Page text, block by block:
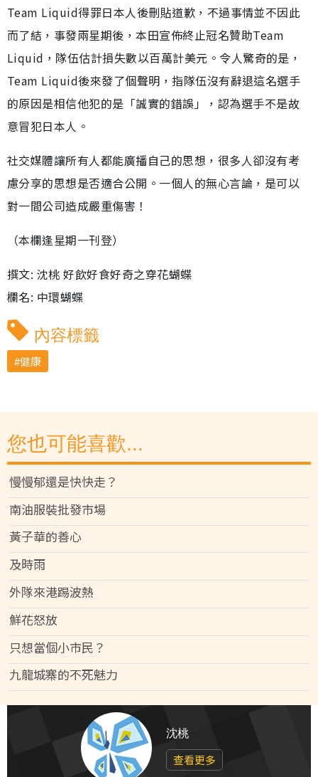
Team Liquid得罪日本人後刪貼道歉，不過事情並不因此
而了結，事發兩星期後，本田宣佈終止冠名贊助Team
Liquid，隊伍估計損失數以百萬計美元。令人驚奇的是，
Team Liquid後來發了個聲明，指隊伍沒有辭退這名選手
的原因是相信他犯的是「誠實的錯誤」，認為選手不是故
意冒犯日本人。
社交媒體讓所有人都能廣播自己的思想，很多人卻沒有考
慮分享的思想是否適合公開。一個人的無心言論，是可以
對一間公司造成嚴重傷害！
（本欄逢星期一刊登）
撰文: 沈桃 好飲好食好奇之穿花蝴蝶
欄名: 中環蝴蝶
內容標籤
健康
您也可能喜歡...
慢慢郁還是快快走？
南油服裝批發市場
黃子華的善心
及時雨
外隊來港踢波熱
鮮花怒放
只想當個小市民？
九龍城寨的不死魅力
沈桃
查看更多